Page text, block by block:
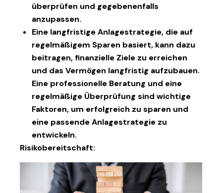
überprüfen und gegebenenfalls
anzupassen.
Eine langfristige Anlagestrategie, die auf
regelmäßigem Sparen basiert, kann dazu
beitragen, finanzielle Ziele zu erreichen
und das Vermögen langfristig aufzubauen.
Eine professionelle Beratung und eine
regelmäßige Überprüfung sind wichtige
Faktoren, um erfolgreich zu sparen und
eine passende Anlagestrategie zu
entwickeln.
Risikobereitschaft: